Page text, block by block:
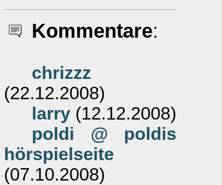
Kommentare:
chrizzz
(22.12.2008)
larry (12.12.2008)
poldi @ poldis
hörspielseite
(07.10.2008)